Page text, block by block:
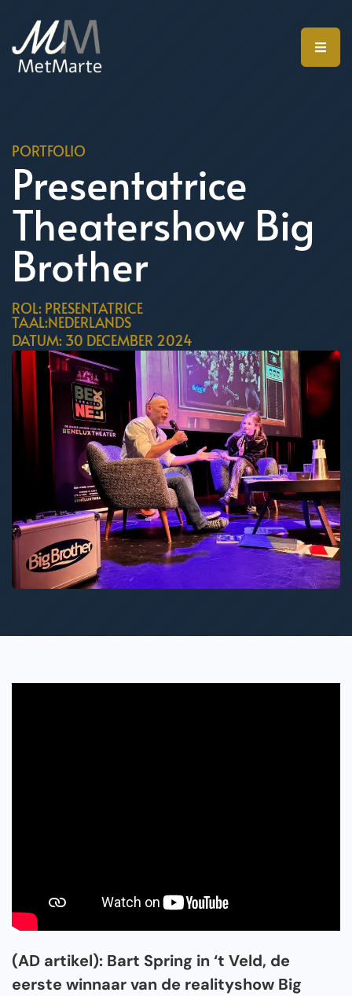
PORTFOLIO
Presentatrice
Theatershow Big
Brother
ROL: PRESENTATRICE
TAAL:NEDERLANDS
DATUM: 30 DECEMBER 2024
(AD artikel): Bart Spring in ‘t Veld, de
eerste winnaar van de realityshow Big